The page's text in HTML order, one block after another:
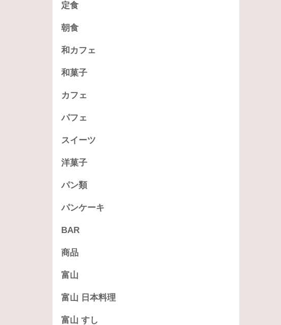
定食
朝食
和カフェ
和菓子
カフェ
パフェ
スイーツ
洋菓子
パン類
パンケーキ
BAR
商品
富山
富山 日本料理
富山 すし